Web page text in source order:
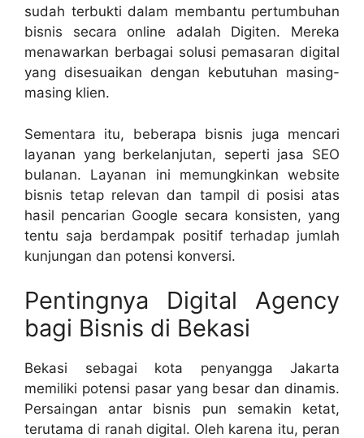
sudah terbukti dalam membantu pertumbuhan
bisnis secara online adalah Digiten. Mereka
menawarkan berbagai solusi pemasaran digital
yang disesuaikan dengan kebutuhan masing-
masing klien.
Sementara itu, beberapa bisnis juga mencari
layanan yang berkelanjutan, seperti jasa SEO
bulanan. Layanan ini memungkinkan website
bisnis tetap relevan dan tampil di posisi atas
hasil pencarian Google secara konsisten, yang
tentu saja berdampak positif terhadap jumlah
kunjungan dan potensi konversi.
Pentingnya Digital Agency
bagi Bisnis di Bekasi
Bekasi sebagai kota penyangga Jakarta
memiliki potensi pasar yang besar dan dinamis.
Persaingan antar bisnis pun semakin ketat,
terutama di ranah digital. Oleh karena itu, peran